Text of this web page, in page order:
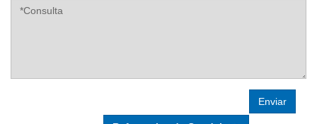
Consulta